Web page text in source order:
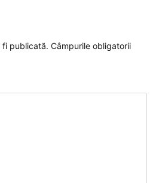
fi publicată. Câmpurile obligatorii